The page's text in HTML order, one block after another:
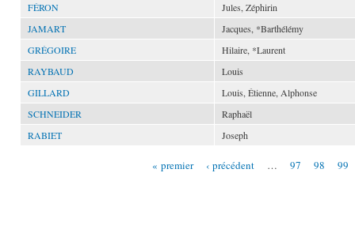
FÉRON
Jules, Zéphirin
JAMART
Jacques, *Barthélémy
GRÉGOIRE
Hilaire, *Laurent
RAYBAUD
Louis
GILLARD
Louis, Étienne, Alphonse
SCHNEIDER
Raphaël
RABIET
Joseph
« premier ‹ précédent … 97 98 99